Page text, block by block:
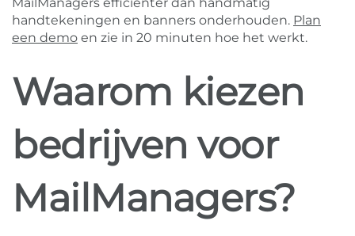
handtekeningen en banners onderhouden. Plan
een demo en zie in 20 minuten hoe het werkt.
Waarom kiezen
bedrijven voor
MailManagers?